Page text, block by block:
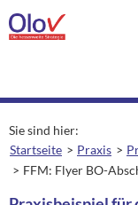
Zum Inhalt springen
Menü
Sie sind hier:
Startseite
Praxis
aktuelle Seite:
FFM: Flyer BO-